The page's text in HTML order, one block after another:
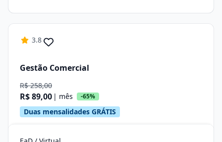
3.8
Gestão Comercial
R$ 258,00
R$ 89,00 | mês -65%
Duas mensalidades GRÁTIS